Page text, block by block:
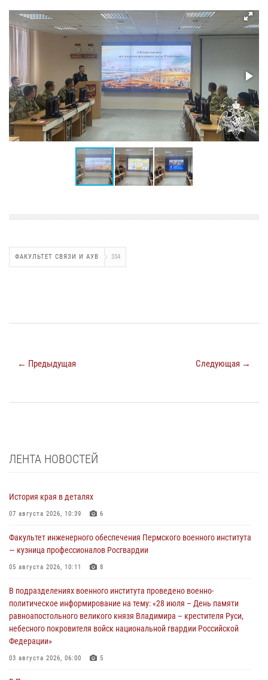
ФАКУЛЬТЕТ СВЯЗИ И АУВ 334
← Предыдущая Следующая →
ЛЕНТА НОВОСТЕЙ
История края в деталях
07 августа 2026, 10:39 6
Факультет инженерного обеспечения Пермского военного института
— кузница профессионалов Росгвардии
05 августа 2026, 10:11 8
В подразделениях военного института проведено военно-
политическое информирование на тему: «28 июля – День памяти
равноапостольного великого князя Владимира – крестителя Руси,
небесного покровителя войск национальной гвардии Российской
Федерации»
03 августа 2026, 06:00 5